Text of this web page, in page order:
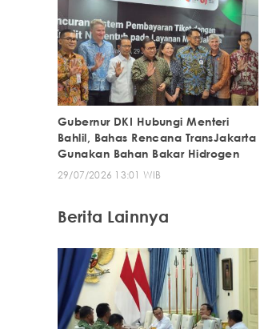
Gubernur DKI Hubungi Menteri
Bahlil, Bahas Rencana TransJakarta
Gunakan Bahan Bakar Hidrogen
29/07/2026 13:01 WIB
Berita Lainnya